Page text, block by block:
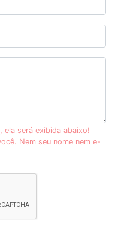
ela será exibida abaixo!
Nem seu nome nem e-